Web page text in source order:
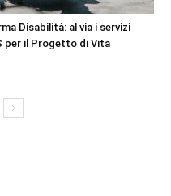
Disabilità: al via i servizi
per il Progetto di Vita